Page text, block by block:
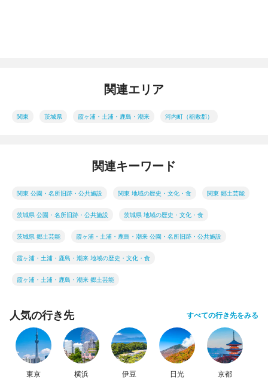
関連エリア
関東 茨城県 霞ヶ浦・土浦・鹿島・潮来 河内町（稲敷郡）
関連キーワード
関東 公園・名所旧跡・公共施設 関東 地域の歴史・文化・食 関東 郷土芸能
茨城県 公園・名所旧跡・公共施設 茨城県 地域の歴史・文化・食
茨城県 郷土芸能 霞ヶ浦・土浦・鹿島・潮来 公園・名所旧跡・公共施設
霞ヶ浦・土浦・鹿島・潮来 地域の歴史・文化・食
霞ヶ浦・土浦・鹿島・潮来 郷土芸能
人気の行き先 すべての行き先をみる
東京 横浜 伊豆 日光 京都